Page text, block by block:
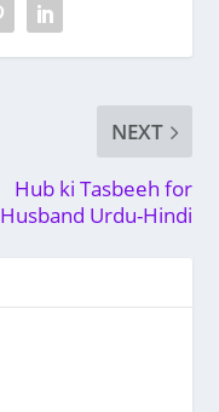
NEXT
Hub ki Tasbeeh for
Husband Urdu-Hindi